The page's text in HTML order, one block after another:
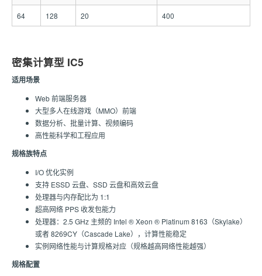
64 128 20 400
密集计算型 IC5
适用场景
Web 前端服务器
大型多人在线游戏（MMO）前端
数据分析、批量计算、视频编码
高性能科学和工程应用
规格族特点
I/O 优化实例
支持 ESSD 云盘、SSD 云盘和高效云盘
处理器与内存配比为 1:1
超高网络 PPS 收发包能力
处理器：2.5 GHz 主频的 Intel ® Xeon ® Platinum 8163（Skylake）
或者 8269CY（Cascade Lake），计算性能稳定
实例网络性能与计算规格对应（规格越高网络性能越强）
规格配置